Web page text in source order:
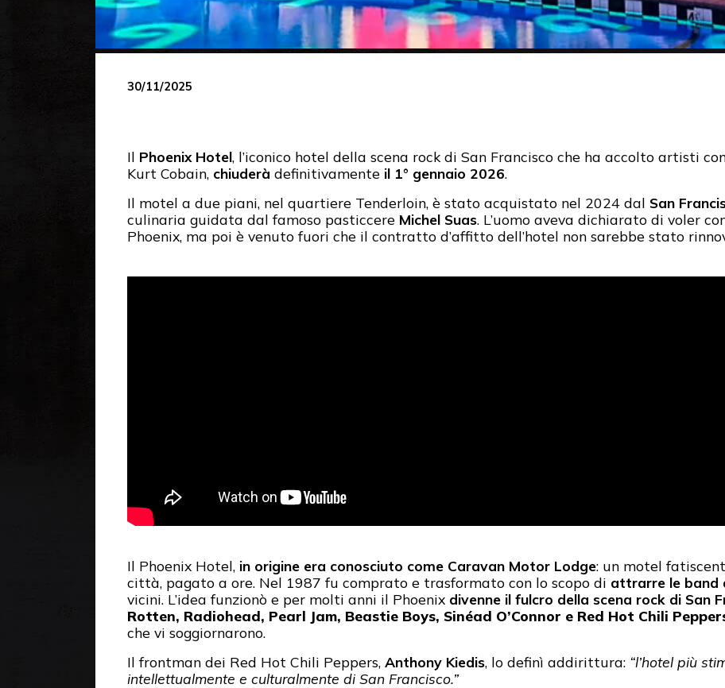
30/11/2025
Il Phoenix Hotel, l’iconico hotel della scena rock di San Francisco che ha accolto artisti
Kurt Cobain, chiuderà definitivamente il 1° gennaio 2026.
Il motel a due piani, nel quartiere Tenderloin, è stato acquistato nel 2024 dal San
culinaria guidata dal famoso pasticcere Michel Suas. L’uomo aveva dichiarato di voler
Phoenix, ma poi è venuto fuori che il contratto d’affitto dell’hotel non sarebbe stato
Il Phoenix Hotel, in origine era conosciuto come Caravan Motor Lodge: un motel
città, pagato a ore. Nel 1987 fu comprato e trasformato con lo scopo di attrarre le band
vicini. L’idea funzionò e per molti anni il Phoenix divenne il fulcro della scena rock di San
Rotten, Radiohead, Pearl Jam, Beastie Boys, Sinéad O’Connor e Red Hot Chili
che vi soggiornarono.
Il frontman dei Red Hot Chili Peppers, Anthony Kiedis, lo definì addirittura: “l’hotel più
intellettualmente e culturalmente di San Francisco.”